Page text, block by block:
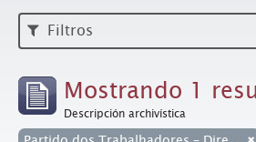
Filtros
Mostrando 1
Descripción archivística